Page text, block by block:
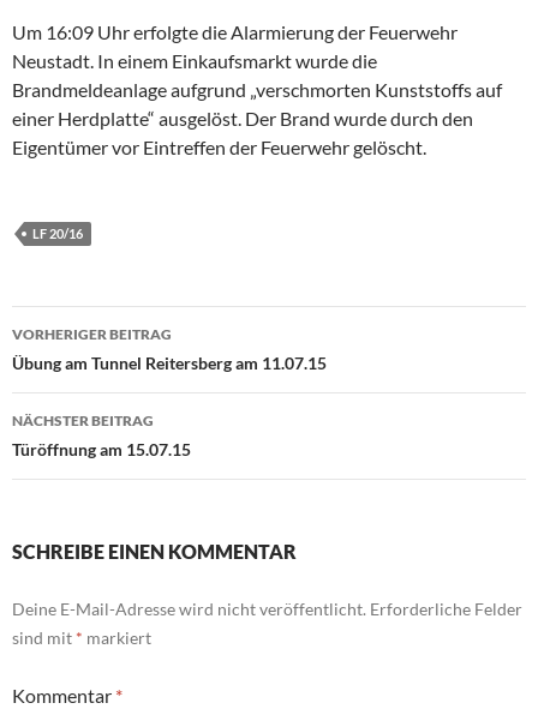
Um 16:09 Uhr erfolgte die Alarmierung der Feuerwehr
Neustadt. In einem Einkaufsmarkt wurde die
Brandmeldeanlage aufgrund „verschmorten Kunststoffs auf
einer Herdplatte“ ausgelöst. Der Brand wurde durch den
Eigentümer vor Eintreffen der Feuerwehr gelöscht.
LF 20/16
Beitragsnavigation
VORHERIGER BEITRAG
Übung am Tunnel Reitersberg am 11.07.15
NÄCHSTER BEITRAG
Türöffnung am 15.07.15
SCHREIBE EINEN KOMMENTAR
Deine E-Mail-Adresse wird nicht veröffentlicht. Erforderliche Felder
sind mit * markiert
Kommentar *